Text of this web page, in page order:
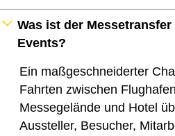
Was ist der Messetransfer
Events?
Ein maßgeschneiderter
Fahrten zwischen
Messegelände und Hotel
Aussteller, Besucher,